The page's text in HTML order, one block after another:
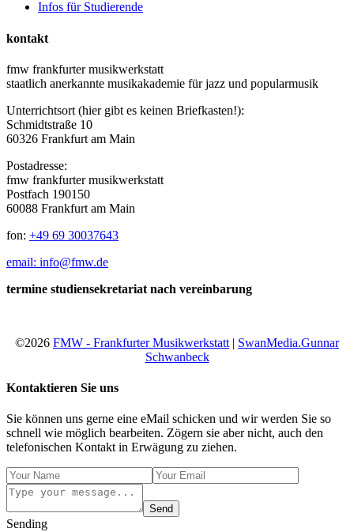
Infos für Studierende
kontakt
fmw frankfurter musikwerkstatt
staatlich anerkannte musikakademie für jazz und popularmusik
Unterrichtsort (hier gibt es keinen Briefkasten!):
Schmidtstraße 10
60326 Frankfurt am Main
Postadresse:
fmw frankfurter musikwerkstatt
Postfach 190150
60088 Frankfurt am Main
fon: +49 69 30037643
email: info@fmw.de
termine studiensekretariat nach vereinbarung
©2026 FMW - Frankfurter Musikwerkstatt | SwanMedia.Gunnar
Schwanbeck
Kontaktieren Sie uns
Sie können uns gerne eine eMail schicken und wir werden Sie so
schnell wie möglich bearbeiten. Zögern sie aber nicht, auch den
telefonischen Kontakt in Erwägung zu ziehen.
Send
Sending